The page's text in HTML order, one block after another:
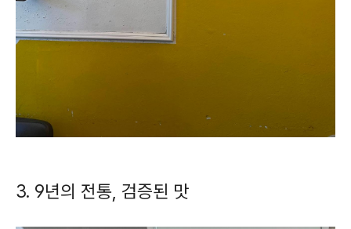
3. 9년의 전통, 검증된 맛